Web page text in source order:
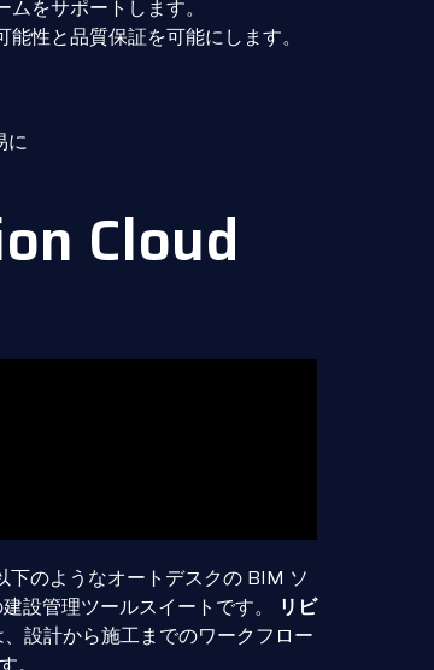
をサポートします。
性と品質保証を可能にします。
に
Cloud
下のようなオートデスクの BIM ソ
設管理ツールスイートです。
リビ
、設計から施工までのワークフロー